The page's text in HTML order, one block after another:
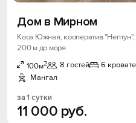
Дом в Мирном
Коса Южная, кооператив
200 м до моря
100м2 8 гостей 6
Мангал
за 1 сутки
11 000 руб.